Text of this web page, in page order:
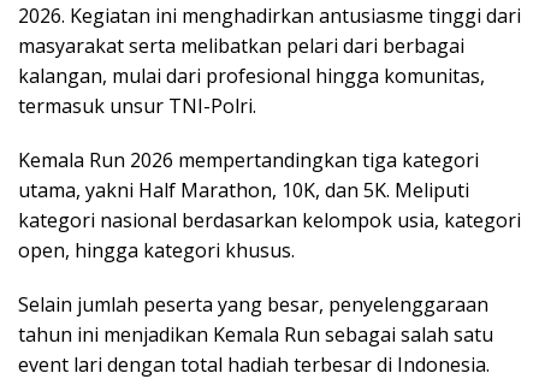
2026. Kegiatan ini menghadirkan antusiasme tinggi dari
masyarakat serta melibatkan pelari dari berbagai
kalangan, mulai dari profesional hingga komunitas,
termasuk unsur TNI-Polri.
Kemala Run 2026 mempertandingkan tiga kategori
utama, yakni Half Marathon, 10K, dan 5K. Meliputi
kategori nasional berdasarkan kelompok usia, kategori
open, hingga kategori khusus.
Selain jumlah peserta yang besar, penyelenggaraan
tahun ini menjadikan Kemala Run sebagai salah satu
event lari dengan total hadiah terbesar di Indonesia.